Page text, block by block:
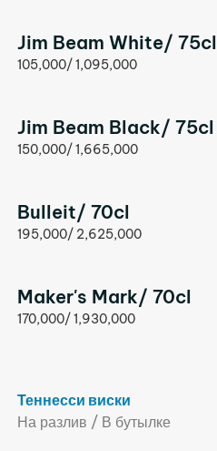
Jim Beam White/ 75cl
105,000/ 1,095,000
Jim Beam Black/ 75cl
150,000/ 1,665,000
Bulleit/ 70cl
195,000/ 2,625,000
Maker's Mark/ 70cl
170,000/ 1,930,000
Теннесси виски
На разлив / В бутылке